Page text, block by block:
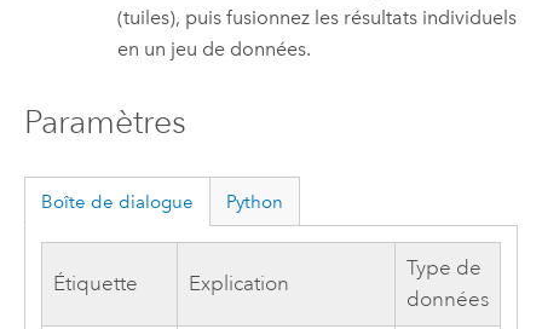
(tuiles), puis fusionnez les résultats individuels
en un jeu de données.
Paramètres
Boîte de dialogue Python
Étiquette Explication
Type de
données